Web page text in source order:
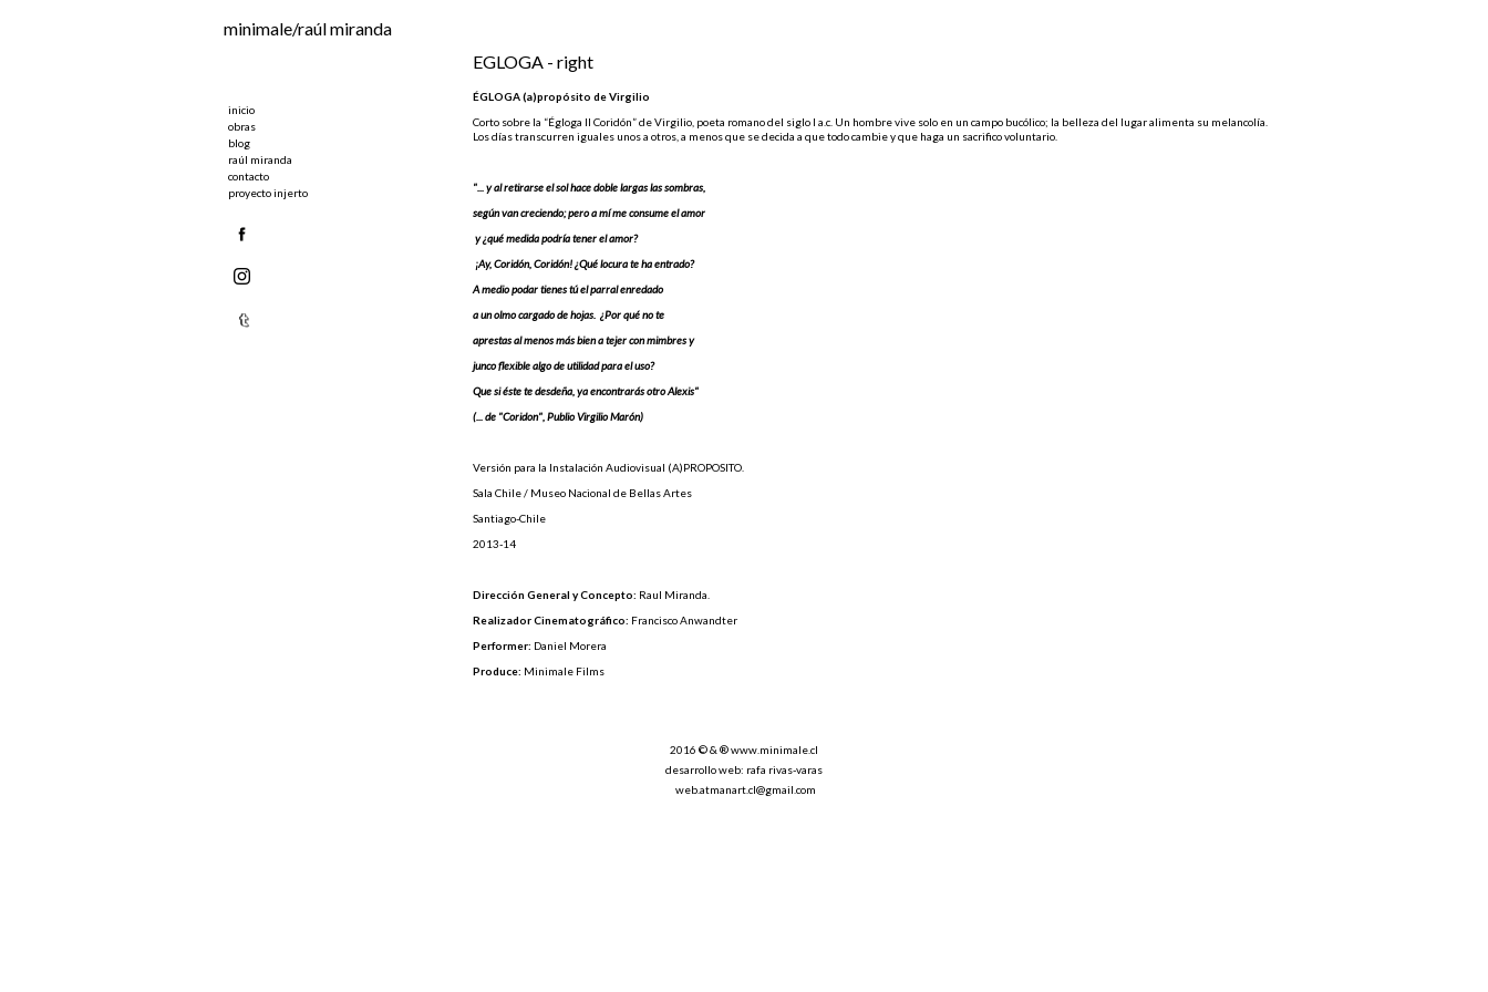
minimale/raúl miranda
inicio
obras
blog
raúl miranda
contacto
proyecto injerto
EGLOGA - right
ÉGLOGA (a)propósito de Virgilio
Corto sobre la “Égloga II Coridón” de Virgilio, poeta romano del siglo I a.c. Un hombre vive solo en un campo bucólico; la belleza del lugar alimenta su melancolía.
Los días transcurren iguales unos a otros, a menos que se decida a que todo cambie y que haga un sacrifico voluntario.
"... y al retirarse el sol hace doble largas las sombras,
según van creciendo; pero a mí me consume el amor
y ¿qué medida podría tener el amor?
¡Ay, Coridón, Coridón! ¿Qué locura te ha entrado?
A medio podar tienes tú el parral enredado
a un olmo cargado de hojas. ¿Por qué no te
aprestas al menos más bien a tejer con mimbres y
junco flexible algo de utilidad para el uso?
Que si éste te desdeña, ya encontrarás otro Alexis"
(... de "Coridon", Publio Virgilio Marón)
Versión para la Instalación Audiovisual (A)PROPOSITO.
Sala Chile / Museo Nacional de Bellas Artes
Santiago-Chile
2013-14
Dirección General y Concepto: Raul Miranda.
Realizador Cinematográfico: Francisco Anwandter
Performer: Daniel Morera
Produce: Minimale Films
2016 © & ®www.minimale.cl
desarrollo web: rafa rivas-varas
web.atmanart.cl@gmail.com